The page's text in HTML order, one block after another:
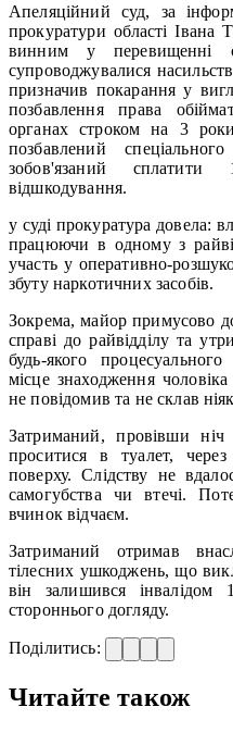
Апеляційний суд, за
прокуратури області Івана
винним у перевищенні
супроводжувалися
призначив покарання у
позбавлення права
органах строком на 3
позбавлений
зобов'язаний
відшкодування.
у суді прокуратура довела:
працюючи в одному з
участь у оперативно-
збуту наркотичних засобів.
Зокрема, майор примусово
справі до райвідділу та
будь-якого
місце знаходження
не повідомив та не склав
Затриманий, провівши
проситися в туалет,
поверху. Слідству не
самогубства чи втечі.
вчинок відчаєм.
Затриманий отримав
тілесних ушкоджень, що
він залишився інвалідом
стороннього догляду.
Поділитись:
Читайте також